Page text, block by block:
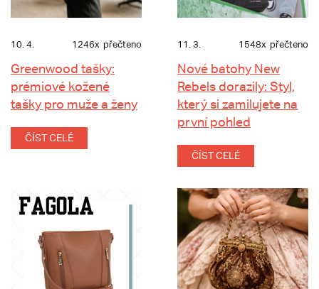
10. 4. 1246x přečteno
Greenwood tašky:
prémiové kožené
tašky pro muže a ženy
ČÍST CELÉ
11. 3. 1548x přečteno
Nové batohy New
Rebels dorazily: Styl,
který si zamilujete na
první pohled
ČÍST CELÉ